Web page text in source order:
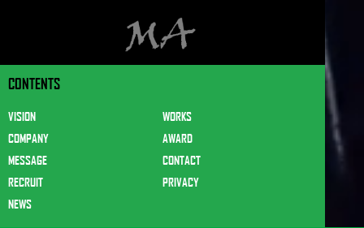
CONTENTS
VISION
COMPANY
MESSAGE
RECRUIT
NEWS
WORKS
AWARD
CONTACT
PRIVACY